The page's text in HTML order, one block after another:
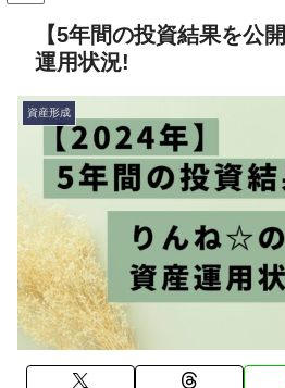
【5年間の投資結果を公
運用状況!
資産形成